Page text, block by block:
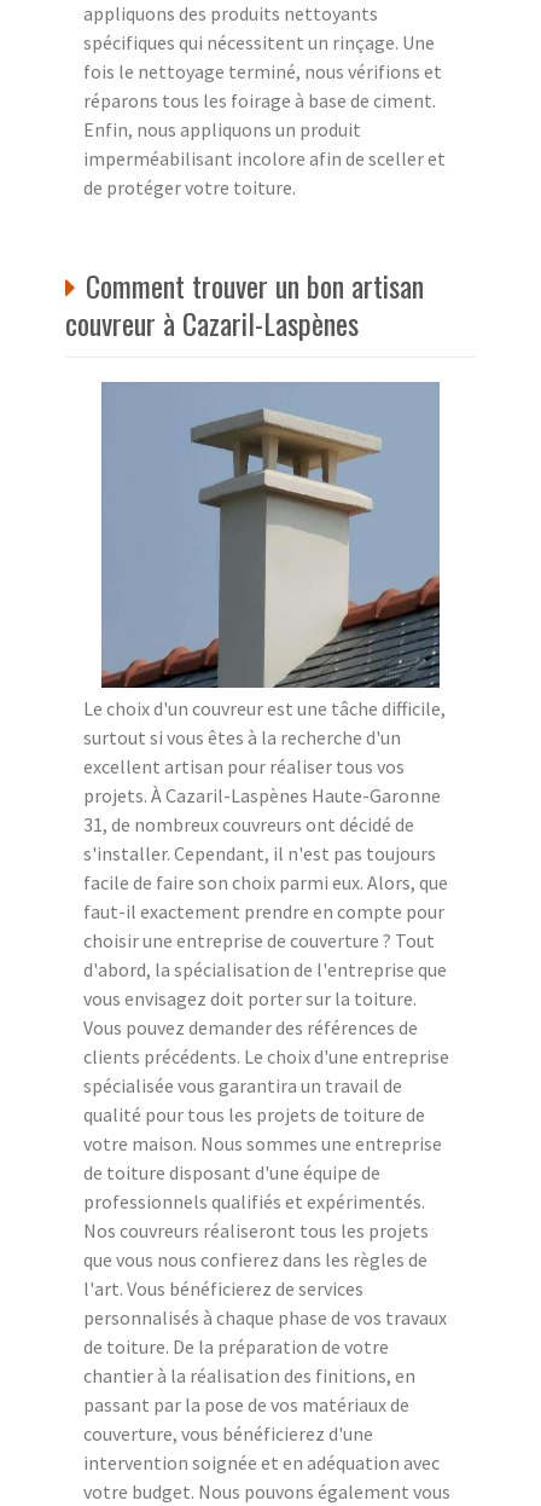
appliquons des produits nettoyants
spécifiques qui nécessitent un rinçage. Une
fois le nettoyage terminé, nous vérifions et
réparons tous les foirage à base de ciment.
Enfin, nous appliquons un produit
imperméabilisant incolore afin de sceller et
de protéger votre toiture.
Comment trouver un bon artisan
couvreur à Cazaril-Laspènes
Le choix d'un couvreur est une tâche difficile,
surtout si vous êtes à la recherche d'un
excellent artisan pour réaliser tous vos
projets. À Cazaril-Laspènes Haute-Garonne
31, de nombreux couvreurs ont décidé de
s'installer. Cependant, il n'est pas toujours
facile de faire son choix parmi eux. Alors, que
faut-il exactement prendre en compte pour
choisir une entreprise de couverture ? Tout
d'abord, la spécialisation de l'entreprise que
vous envisagez doit porter sur la toiture.
Vous pouvez demander des références de
clients précédents. Le choix d'une entreprise
spécialisée vous garantira un travail de
qualité pour tous les projets de toiture de
votre maison. Nous sommes une entreprise
de toiture disposant d'une équipe de
professionnels qualifiés et expérimentés.
Nos couvreurs réaliseront tous les projets
que vous nous confierez dans les règles de
l'art. Vous bénéficierez de services
personnalisés à chaque phase de vos travaux
de toiture. De la préparation de votre
chantier à la réalisation des finitions, en
passant par la pose de vos matériaux de
couverture, vous bénéficierez d'une
intervention soignée et en adéquation avec
votre budget. Nous pouvons également vous